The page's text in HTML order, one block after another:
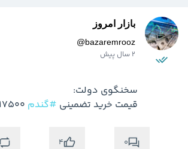
بازار امروز
@bazaremrooz
2 سال پیش
قیمت خرید تضمینی #گندم
0
4